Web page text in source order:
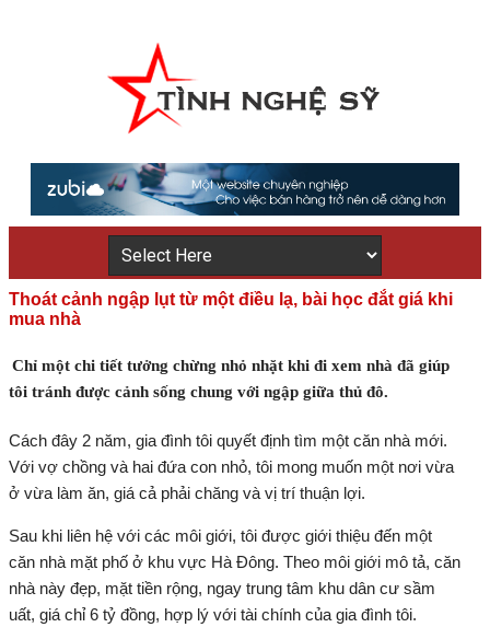
Thoát cảnh ngập lụt từ một điều lạ, bài học đắt giá khi
mua nhà
Chỉ một chi tiết tưởng chừng nhỏ nhặt khi đi xem nhà đã giúp
tôi tránh được cảnh sống chung với ngập giữa thủ đô.
Cách đây 2 năm, gia đình tôi quyết định tìm một căn nhà mới.
Với vợ chồng và hai đứa con nhỏ, tôi mong muốn một nơi vừa
ở vừa làm ăn, giá cả phải chăng và vị trí thuận lợi.
Sau khi liên hệ với các môi giới, tôi được giới thiệu đến một
căn nhà mặt phố ở khu vực Hà Đông. Theo môi giới mô tả, căn
nhà này đẹp, mặt tiền rộng, ngay trung tâm khu dân cư sầm
uất, giá chỉ 6 tỷ đồng, hợp lý với tài chính của gia đình tôi.